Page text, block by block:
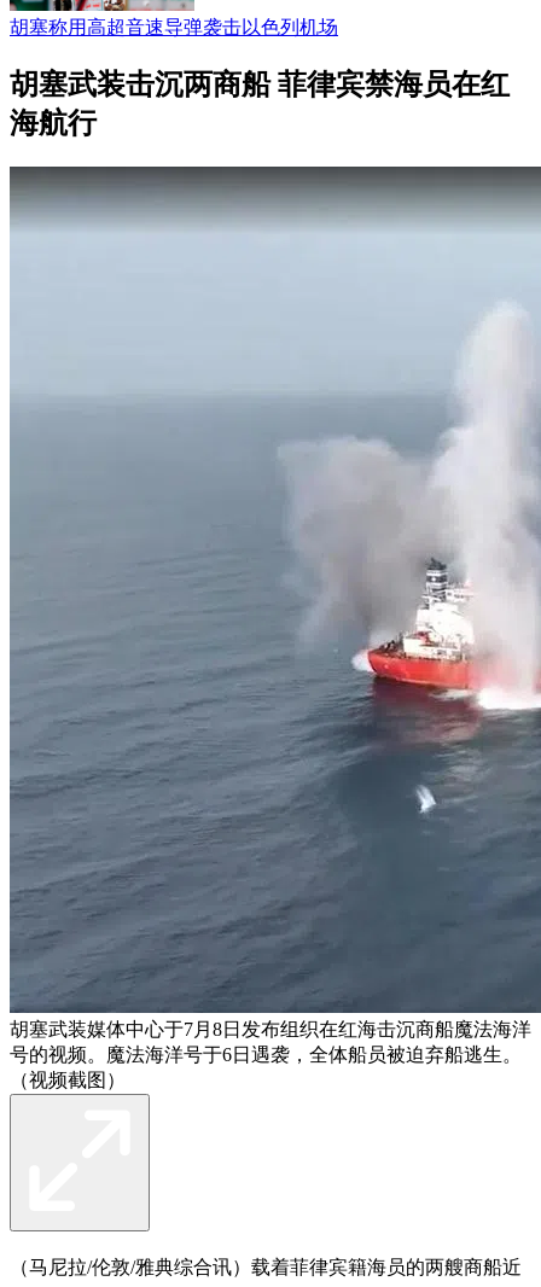
胡塞称用高超音速导弹袭击以色列机场
胡塞武装击沉两商船 菲律宾禁海员在红
海航行
胡塞武装媒体中心于7月8日发布组织在红海击沉商船魔法海洋
号的视频。魔法海洋号于6日遇袭，全体船员被迫弃船逃生。
（视频截图）
（马尼拉/伦敦/雅典综合讯）载着菲律宾籍海员的两艘商船近